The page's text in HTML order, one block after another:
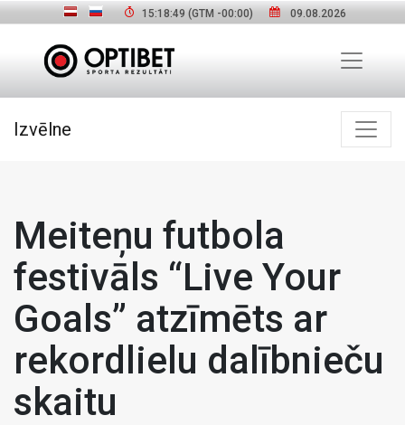
15:18:50 (GTM -00:00) 09.08.2026
Izvēlne
Meiteņu futbola
festivāls “Live Your
Goals” atzīmēts ar
rekordlielu dalībnieču
skaitu